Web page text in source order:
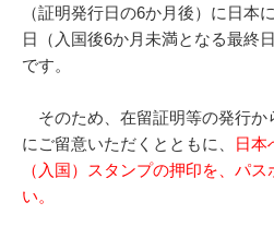
（証明発行日の6か月後）に日本
日（入国後6か月未満となる最終
です。
そのため、在留証明等の発行か
にご留意いただくとともに、
日本
（入国）スタンプの押印を、パ
い。